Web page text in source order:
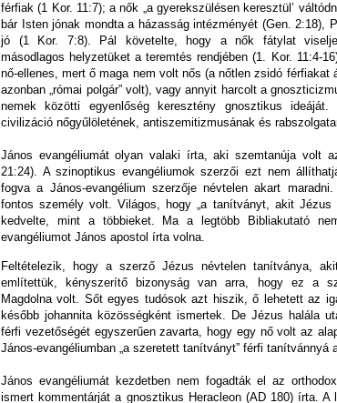
férfiak (1 Kor. 11:7); a nők „a gyerekszülésen keresztül’
bár Isten jónak mondta a házasság intézményét (Gen. 2:18),
jó (1 Kor. 7:8). Pál követelte, hogy a nők fátylat
másodlagos helyzetüket a teremtés rendjében (1. Kor. 11:4-
nő-ellenes, mert ő maga nem volt nős (a nőtlen zsidó férfiakat
azonban „római polgár” volt), vagy annyit harcolt a
nemek közötti egyenlőség keresztény gnosztikus
civilizáció nőgyűlöletének, antiszemitizmusának és
János evangéliumát olyan valaki írta, aki szemtanúja volt
21:24). A szinoptikus evangéliumok szerzői ezt nem
fogva a János-evangélium szerzője névtelen akart maradni.
fontos személy volt. Világos, hogy „a tanítványt, akit Jézus
kedvelte, mint a többieket. Ma a legtöbb Bibliakutató
evangéliumot János apostol írta volna.
Feltételezik, hogy a szerző Jézus névtelen tanítványa, akit
említettük, kényszerítő bizonyság van arra, hogy ez a
Magdolna volt. Sőt egyes tudósok azt hiszik, ő lehetett az
később johannita közösségként ismertek. De Jézus halála
férfi vezetőségét egyszerűen zavarta, hogy egy nő volt az
János-evangéliumban „a szeretett tanítványt” férfi tanítvánnyá
János evangéliumát kezdetben nem fogadták el az
ismert kommentárját a gnosztikus Heracleon (AD 180) írta. A